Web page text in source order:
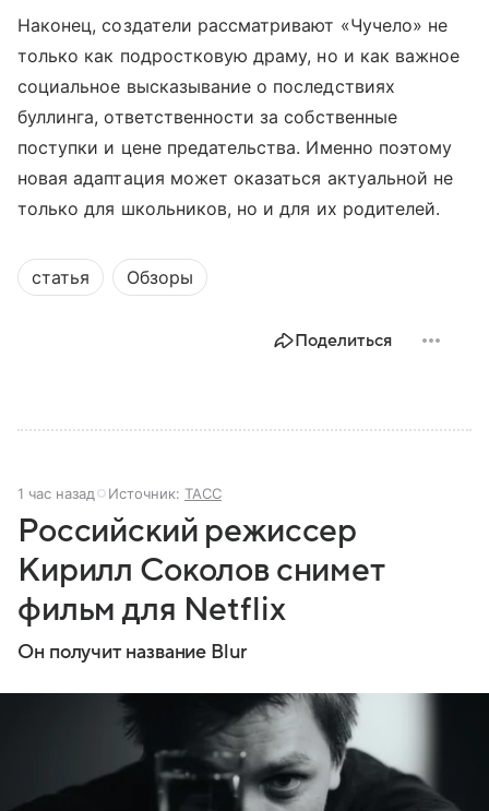
Наконец, создатели рассматривают «Чучело» не
только как подростковую драму, но и как важное
социальное высказывание о последствиях
буллинга, ответственности за собственные
поступки и цене предательства. Именно поэтому
новая адаптация может оказаться актуальной не
только для школьников, но и для их родителей.
статья Обзоры
Поделиться
1 час назад Источник: ТАСС
Российский режиссер
Кирилл Соколов снимет
фильм для Netflix
Он получит название Blur